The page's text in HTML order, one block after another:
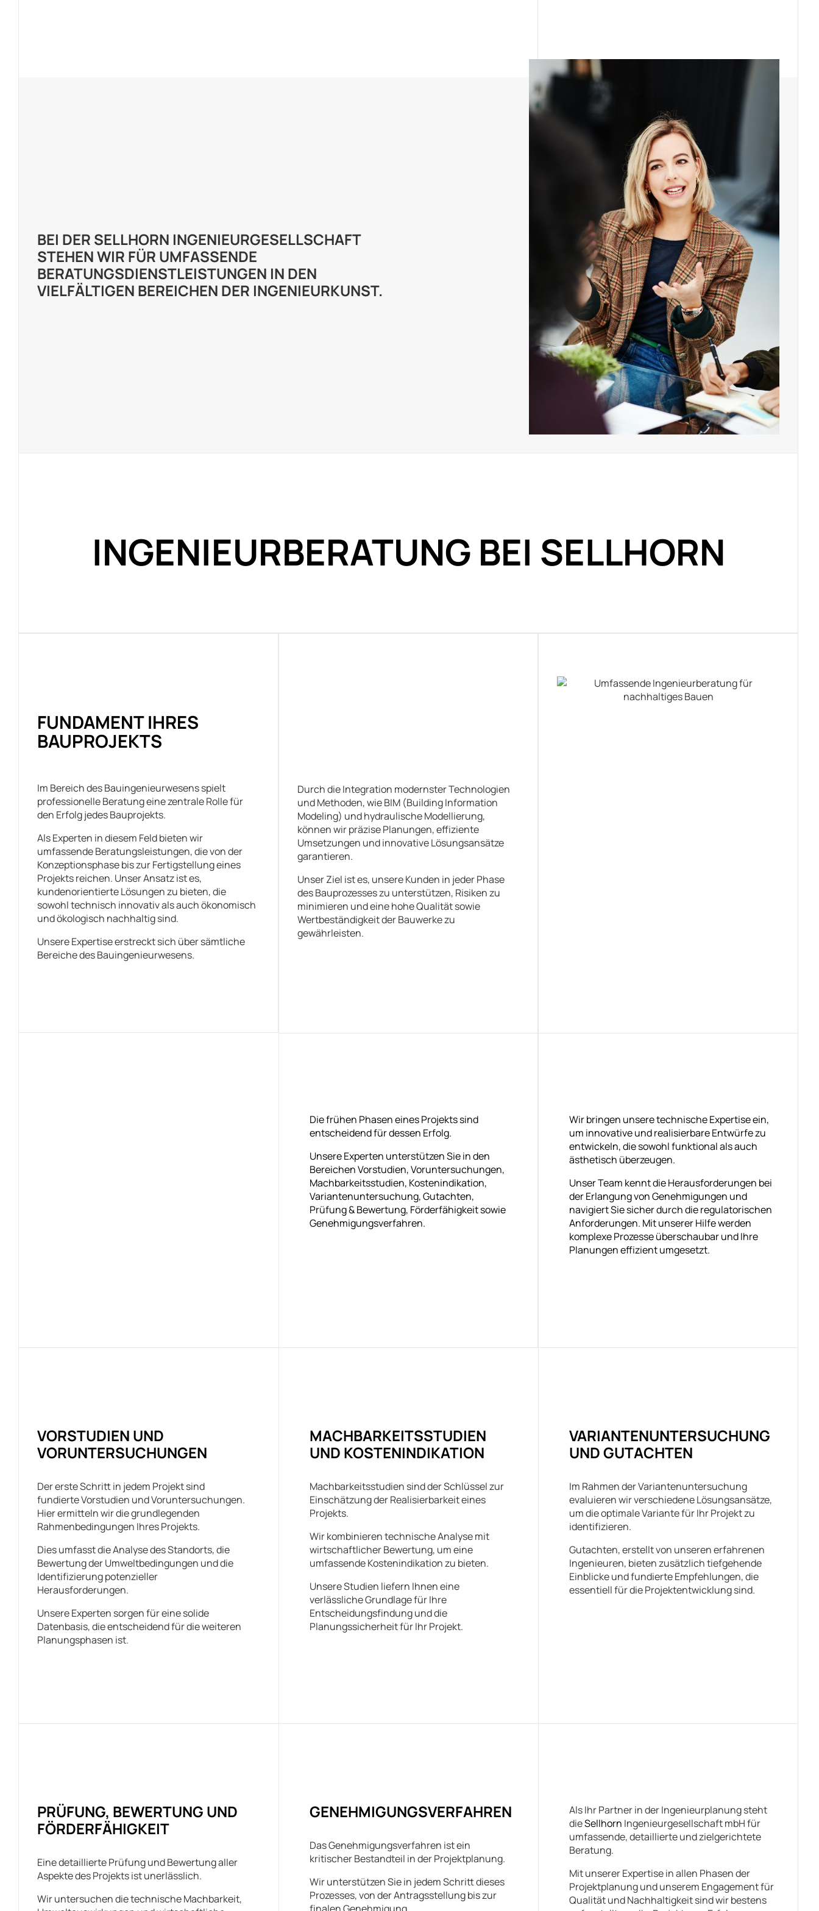
BEI DER SELLHORN INGENIEURGESELLSCHAFT
STEHEN WIR FÜR UMFASSENDE
BERATUNGSDIENSTLEISTUNGEN IN DEN
VIELFÄLTIGEN BEREICHEN DER INGENIEURKUNST.
INGENIEURBERATUNG BEI SELLHORN
FUNDAMENT IHRES
BAUPROJEKTS
Im Bereich des Bauingenieurwesens spielt
professionelle Beratung eine zentrale Rolle für
den Erfolg jedes Bauprojekts.
Als Experten in diesem Feld bieten wir
umfassende Beratungsleistungen, die von der
Konzeptionsphase bis zur Fertigstellung eines
Projekts reichen. Unser Ansatz ist es,
kundenorientierte Lösungen zu bieten, die
sowohl technisch innovativ als auch ökonomisch
und ökologisch nachhaltig sind.
Unsere Expertise erstreckt sich über sämtliche
Bereiche des Bauingenieurwesens.
Durch die Integration modernster Technologien
und Methoden, wie BIM (Building Information
Modeling) und hydraulische Modellierung,
können wir präzise Planungen, effiziente
Umsetzungen und innovative Lösungsansätze
garantieren.
Unser Ziel ist es, unsere Kunden in jeder Phase
des Bauprozesses zu unterstützen, Risiken zu
minimieren und eine hohe Qualität sowie
Wertbeständigkeit der Bauwerke zu
gewährleisten.
Die frühen Phasen eines Projekts sind
entscheidend für dessen Erfolg.
Unsere Experten unterstützen Sie in den
Bereichen Vorstudien, Voruntersuchungen,
Machbarkeitsstudien, Kostenindikation,
Variantenuntersuchung, Gutachten,
Prüfung & Bewertung, Förderfähigkeit sowie
Genehmigungsverfahren.
Wir bringen unsere technische Expertise ein,
um innovative und realisierbare Entwürfe zu
entwickeln, die sowohl funktional als auch
ästhetisch überzeugen.
Unser Team kennt die Herausforderungen bei
der Erlangung von Genehmigungen und
navigiert Sie sicher durch die regulatorischen
Anforderungen. Mit unserer Hilfe werden
komplexe Prozesse überschaubar und Ihre
Planungen effizient umgesetzt.
VORSTUDIEN UND
VORUNTERSUCHUNGEN
Der erste Schritt in jedem Projekt sind
fundierte Vorstudien und Voruntersuchungen.
Hier ermitteln wir die grundlegenden
Rahmenbedingungen Ihres Projekts.
Dies umfasst die Analyse des Standorts, die
Bewertung der Umweltbedingungen und die
Identifizierung potenzieller
Herausforderungen.
Unsere Experten sorgen für eine solide
Datenbasis, die entscheidend für die weiteren
Planungsphasen ist.
MACHBARKEITSSTUDIEN
UND KOSTENINDIKATION
Machbarkeitsstudien sind der Schlüssel zur
Einschätzung der Realisierbarkeit eines
Projekts.
Wir kombinieren technische Analyse mit
wirtschaftlicher Bewertung, um eine
umfassende Kostenindikation zu bieten.
Unsere Studien liefern Ihnen eine
verlässliche Grundlage für Ihre
Entscheidungsfindung und die
Planungssicherheit für Ihr Projekt.
VARIANTENUNTERSUCHUNG
UND GUTACHTEN
Im Rahmen der Variantenuntersuchung
evaluieren wir verschiedene Lösungsansätze,
um die optimale Variante für Ihr Projekt zu
identifizieren.
Gutachten, erstellt von unseren erfahrenen
Ingenieuren, bieten zusätzlich tiefgehende
Einblicke und fundierte Empfehlungen, die
essentiell für die Projektentwicklung sind.
PRÜFUNG, BEWERTUNG UND
FÖRDERFÄHIGKEIT
Eine detaillierte Prüfung und Bewertung aller
Aspekte des Projekts ist unerlässlich.
Wir untersuchen die technische Machbarkeit,
GENEHMIGUNGSVERFAHREN
Das Genehmigungsverfahren ist ein
kritischer Bestandteil in der Projektplanung.
Wir unterstützen Sie in jedem Schritt dieses
Prozesses, von der Antragsstellung bis zur
Als Ihr Partner in der Ingenieurplanung steht
dieSellhorn Ingenieurgesellschaft mbH für
umfassende, detaillierte und zielgerichtete
Beratung.
Mit unserer Expertise in allen Phasen der
Projektplanung und unserem Engagement für
Qualität und Nachhaltigkeit sind wir bestens